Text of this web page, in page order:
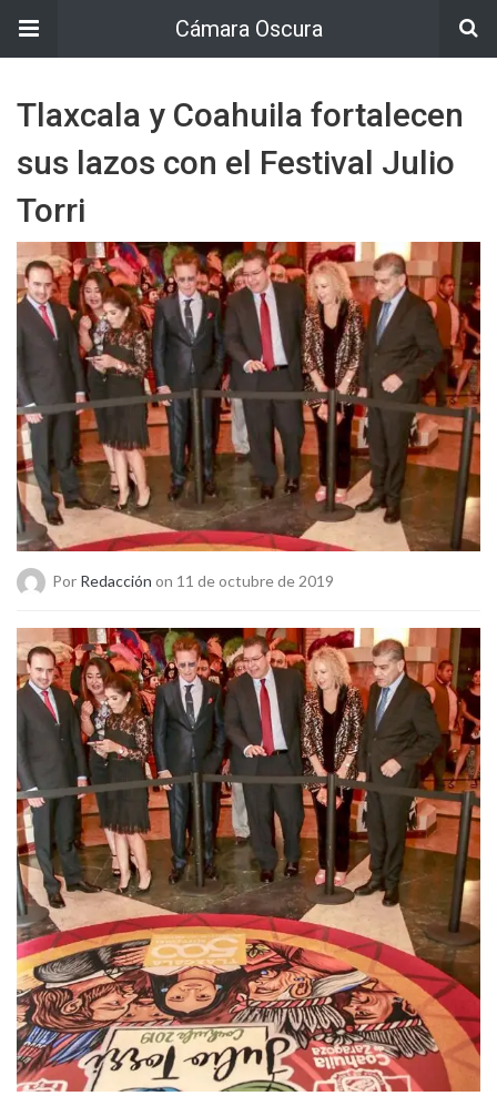
Cámara Oscura
Tlaxcala y Coahuila fortalecen
sus lazos con el Festival Julio
Torri
Por Redacción on 11 de octubre de 2019